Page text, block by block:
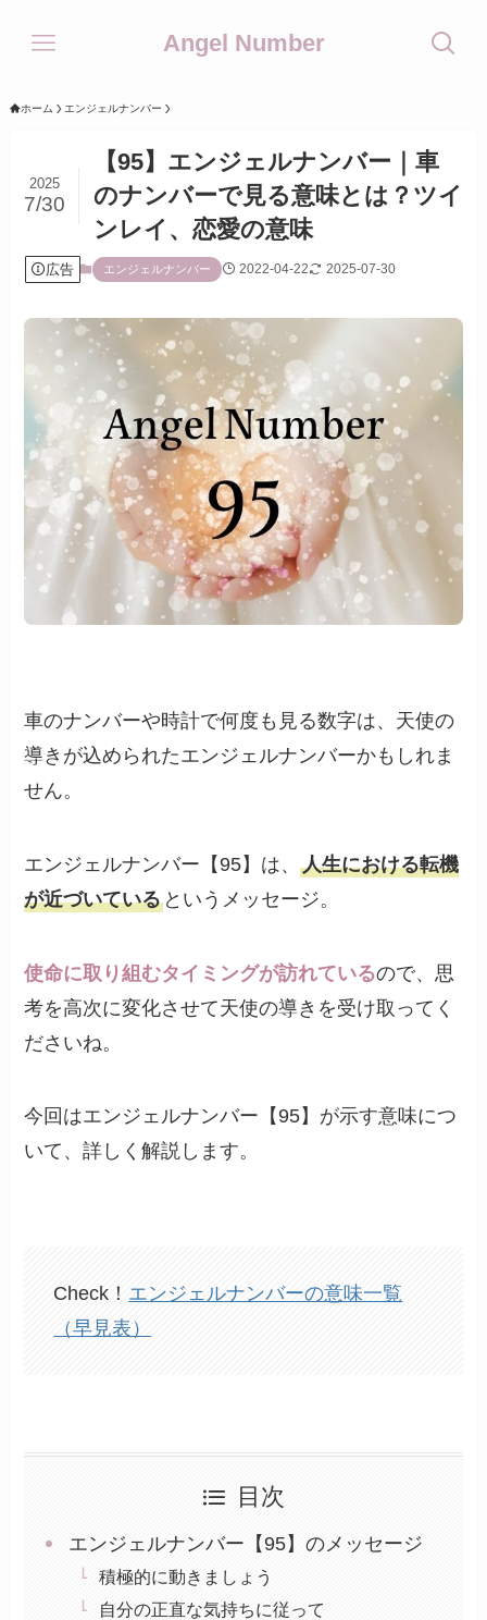
Angel Number
ホーム エンジェルナンバー
【95】エンジェルナンバー｜車
のナンバーで見る意味とは？ツイ
ンレイ、恋愛の意味
2025
7/30
広告 エンジェルナンバー 2022-04-22 2025-07-30
車のナンバーや時計で何度も見る数字は、天使の
導きが込められたエンジェルナンバーかもしれま
せん。
エンジェルナンバー【95】は、人生における転機
が近づいている というメッセージ。
使命に取り組むタイミングが訪れているので、思
考を高次に変化させて天使の導きを受け取ってく
ださいね。
今回はエンジェルナンバー【95】が示す意味につ
いて、詳しく解説します。
Check！ エンジェルナンバーの意味一覧
（早見表）
目次
エンジェルナンバー【95】のメッセージ
積極的に動きましょう
自分の正直な気持ちに従って